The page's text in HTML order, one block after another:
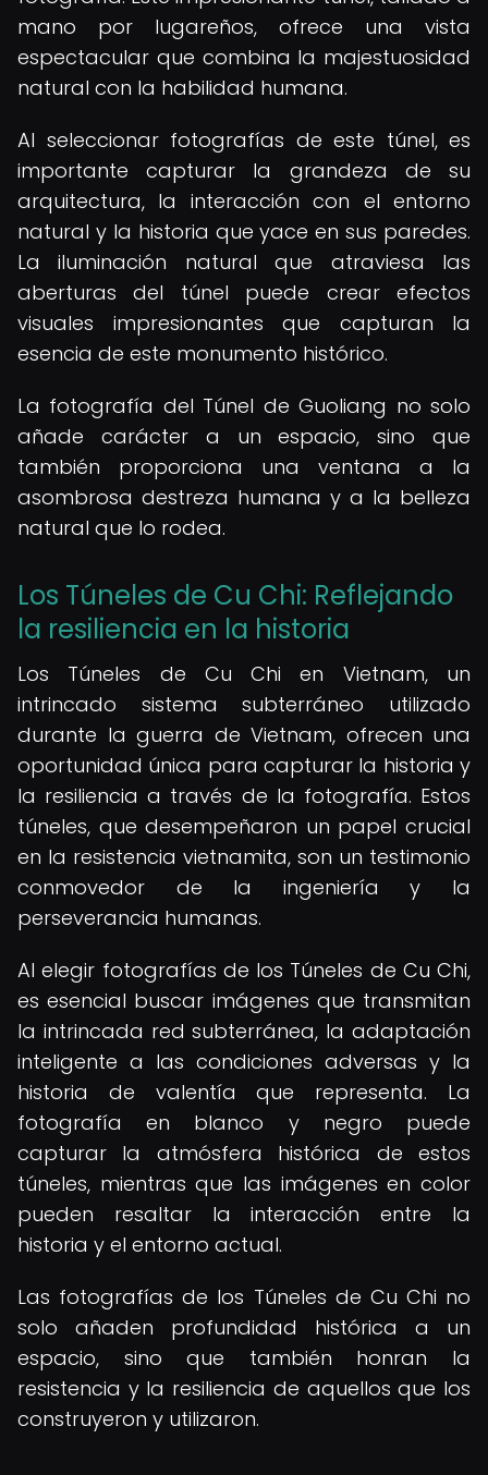
mano por lugareños, ofrece una vista
espectacular que combina la majestuosidad
natural con la habilidad humana.
Al seleccionar fotografías de este túnel, es
importante capturar la grandeza de su
arquitectura, la interacción con el entorno
natural y la historia que yace en sus paredes.
La iluminación natural que atraviesa las
aberturas del túnel puede crear efectos
visuales impresionantes que capturan la
esencia de este monumento histórico.
La fotografía del Túnel de Guoliang no solo
añade carácter a un espacio, sino que
también proporciona una ventana a la
asombrosa destreza humana y a la belleza
natural que lo rodea.
Los Túneles de Cu Chi: Reflejando
la resiliencia en la historia
Los Túneles de Cu Chi en Vietnam, un
intrincado sistema subterráneo utilizado
durante la guerra de Vietnam, ofrecen una
oportunidad única para capturar la historia y
la resiliencia a través de la fotografía. Estos
túneles, que desempeñaron un papel crucial
en la resistencia vietnamita, son un testimonio
conmovedor de la ingeniería y la
perseverancia humanas.
Al elegir fotografías de los Túneles de Cu Chi,
es esencial buscar imágenes que transmitan
la intrincada red subterránea, la adaptación
inteligente a las condiciones adversas y la
historia de valentía que representa. La
fotografía en blanco y negro puede
capturar la atmósfera histórica de estos
túneles, mientras que las imágenes en color
pueden resaltar la interacción entre la
historia y el entorno actual.
Las fotografías de los Túneles de Cu Chi no
solo añaden profundidad histórica a un
espacio, sino que también honran la
resistencia y la resiliencia de aquellos que los
construyeron y utilizaron.